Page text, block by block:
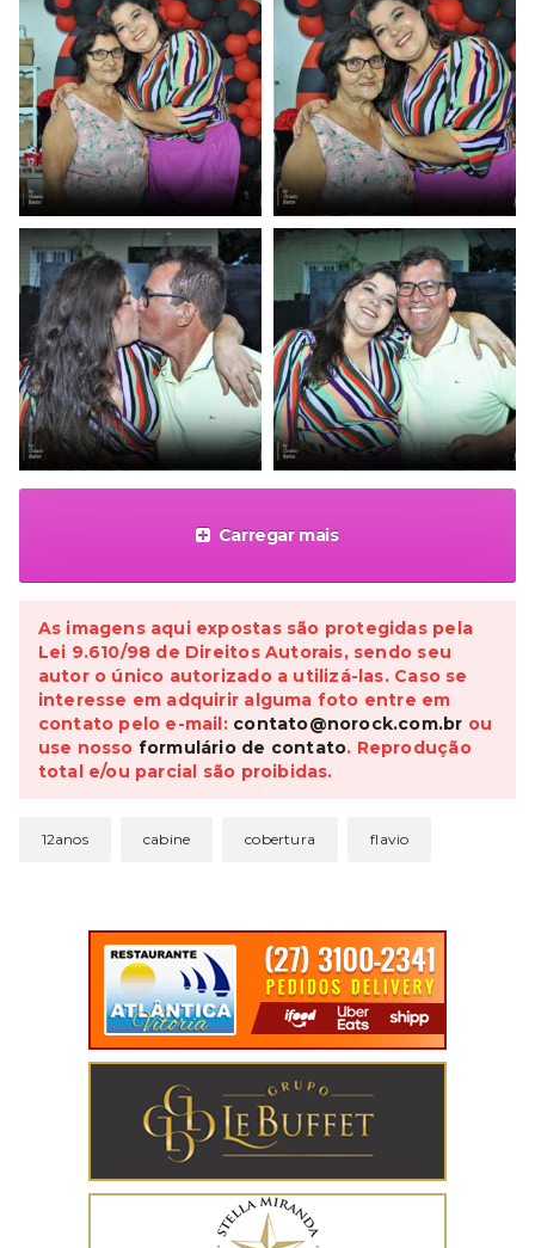
Carregar mais
As imagens aqui expostas são protegidas pela
Lei 9.610/98 de Direitos Autorais, sendo seu
autor o único autorizado a utilizá-las. Caso se
interesse em adquirir alguma foto entre em
contato pelo e-mail: contato@norock.com.br ou
use nosso formulário de contato. Reprodução
total e/ou parcial são proibidas.
12anos cabine cobertura flavio